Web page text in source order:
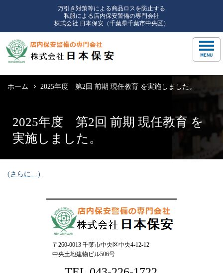
万引き対策等による商品ロスを防止する
私服による店内保安警備の専門会社
株式会社 日本保安（千葉県千葉市中央区）
ホーム 2025年度 第2回 前期 現任教育 を実施しました。
2025年度 第2回 前期 現任教育 を
実施しました。
(さらに…)
〒260-0013 千葉市中央区中央4-12-12
中央土地建物ビル506号